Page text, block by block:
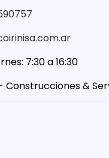
7:30 a 16:30
Construcciones &